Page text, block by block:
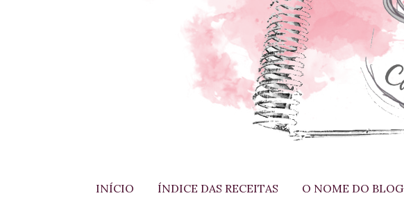
INÍCIO ÍNDICE DAS RECEITAS O NOME DO BLOG